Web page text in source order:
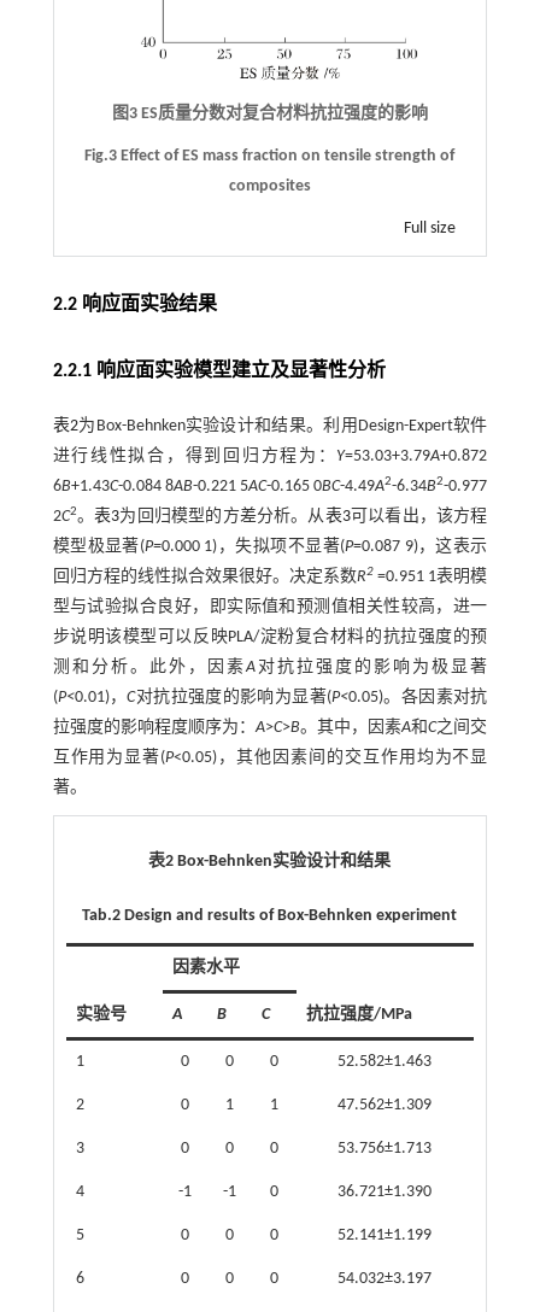
图3 ES质量分数对复合材料抗拉强度的影响
Fig.3 Effect of ES mass fraction on tensile strength of
composites
Full size
2.2 响应面实验结果
2.2.1 响应面实验模型建立及显著性分析
表2为Box-Behnken实验设计和结果。利用Design-Expert软件
进行线性拟合，得到回归方程为： Y=53.03+3.79A+0.872
6B+1.43C-0.084 8AB-0.221 5AC-0.165 0BC-4.49A2-6.34B2-0.977
2C2。 表3为回归模型的方差分析。从表3可以看出，该方程
模型极显著(P=0.000 1)，失拟项不显著(P=0.087 9)，这表示
回归方程的线性拟合效果很好。决定系数R2 =0.951 1表明模
型与试验拟合良好，即实际值和预测值相关性较高，进一
步说明该模型可以反映PLA/淀粉复合材料的抗拉强度的预
测和分析。此外，因素A对抗拉强度的影响为极显著
(P<0.01)，C对抗拉强度的影响为显著(P<0.05)。各因素对抗
拉强度的影响程度顺序为：A>C>B。其中，因素A和C之间交
互作用为显著(P<0.05)，其他因素间的交互作用均为不显
著。
表2 Box-Behnken实验设计和结果
Tab.2 Design and results of Box-Behnken experiment
实验号
因素水平
抗拉强度/MPa
A B C
1 0 0 0 52.582±1.463
2 0 1 1 47.562±1.309
3 0 0 0 53.756±1.713
4 -1 -1 0 36.721±1.390
5 0 0 0 52.141±1.199
6 0 0 0 54.032±3.197